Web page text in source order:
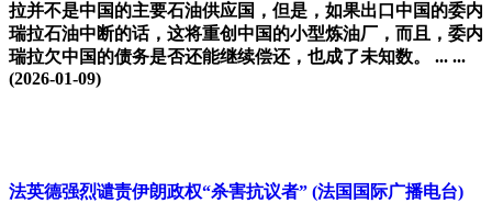
拉并不是中国的主要石油供应国，但是，如果出口中国的委内
瑞拉石油中断的话，这将重创中国的小型炼油厂，而且，委内
瑞拉欠中国的债务是否还能继续偿还，也成了未知数。 ... ...
(2026-01-09)
法英德强烈谴责伊朗政权“杀害抗议者” (法国国际广播电台)